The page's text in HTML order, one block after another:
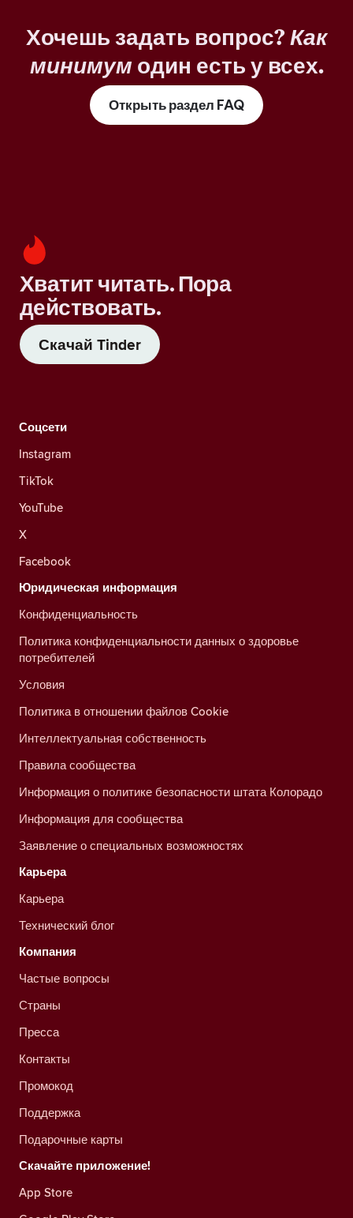
Хочешь задать вопрос? Как
минимум один есть у всех.
Открыть раздел FAQ
Хватит читать. Пора
действовать.
Скачай Tinder
Соцсети
Instagram
TikTok
YouTube
X
Facebook
Юридическая информация
Конфиденциальность
Политика конфиденциальности данных о здоровье
потребителей
Условия
Политика в отношении файлов Cookie
Интеллектуальная собственность
Правила сообщества
Информация о политике безопасности штата Колорадо
Информация для сообщества
Заявление о специальных возможностях
Карьера
Карьера
Технический блог
Компания
Частые вопросы
Страны
Пресса
Контакты
Промокод
Поддержка
Подарочные карты
Скачайте приложение!
App Store